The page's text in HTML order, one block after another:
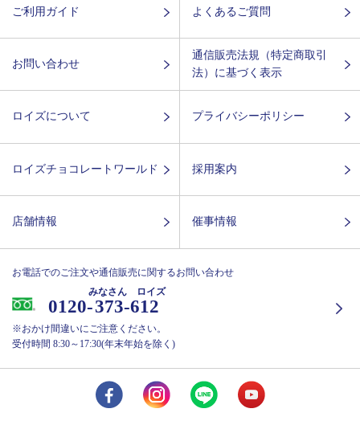
ご利用ガイド よくあるご質問
お問い合わせ
通信販売法規（特定商取引
法）に基づく表示
ロイズについて プライバシーポリシー
ロイズチョコレートワールド 採用案内
店舗情報 催事情報
お電話でのご注文や通信販売に関するお問い合わせ
0120-373-612
みなさん ロイズ
※おかけ間違いにご注意ください。
受付時間 8:30～17:30(年末年始を除く)